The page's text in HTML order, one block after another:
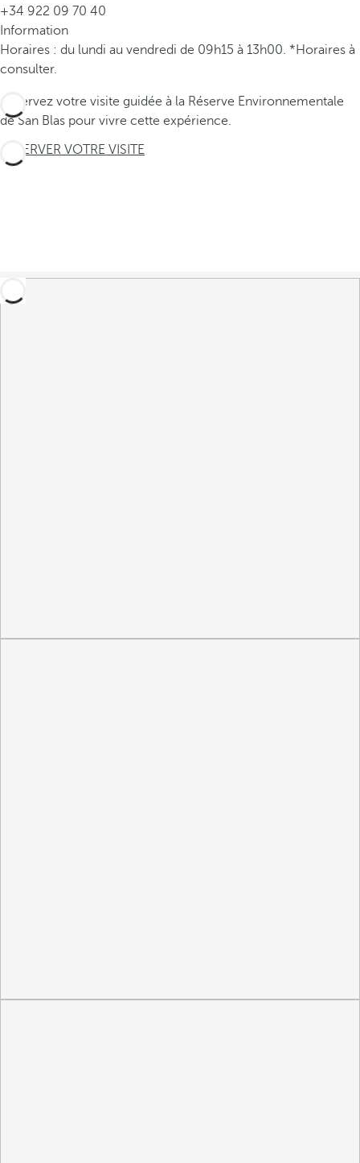
+34 922 09 70 40
Information
Horaires : du lundi au vendredi de 09h15 à 13h00. *Horaires à
consulter.
Réservez votre visite guidée à la Réserve Environnementale
de San Blas pour vivre cette expérience.
RÉSERVER VOTRE VISITE